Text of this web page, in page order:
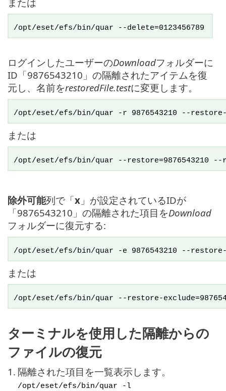
/opt/eset/efs/bin/quar --delete=0123456789
ログインしたユーザーのDownloadフォルダーに
ID「9876543210」の隔離されたアイテムを復
元し、名前をrestoredFile.testに変更します。
/opt/eset/efs/bin/quar -r 9876543210 --restore-
または
/opt/eset/efs/bin/quar --restore=9876543210 --
除外可能列で「x 」が設定されているIDが
「9876543210」の隔離された項目をDownload
フォルダーに復元する:
/opt/eset/efs/bin/quar -e 9876543210 --restore-
または
/opt/eset/efs/bin/quar --restore-
ターミナルを使用した隔離からの
ファイルの復元
1. 隔離された項目を一覧表示します。
/opt/eset/efs/bin/quar -l